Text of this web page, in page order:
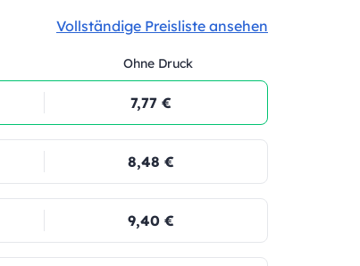
Vollständige Preisliste ansehen
Ohne Druck
7,77 €
8,48 €
9,40 €